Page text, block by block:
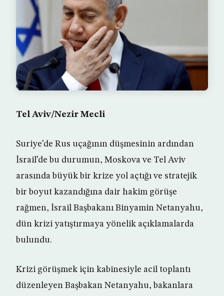
Tel Aviv/Nezir Mecli
Suriye’de Rus uçağının düşmesinin ardından
İsrail’de bu durumun, Moskova ve Tel Aviv
arasında büyük bir krize yol açtığı ve stratejik
bir boyut kazandığına dair hakim görüşe
rağmen, İsrail Başbakanı Binyamin Netanyahu,
dün krizi yatıştırmaya yönelik açıklamalarda
bulundu.
Krizi görüşmek için kabinesiyle acil toplantı
düzenleyen Başbakan Netanyahu, bakanlara